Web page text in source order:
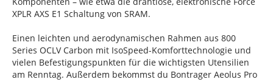
XPLR AXS E1 Schaltung von SRAM.
Einen leichten und aerodynamischen Rahmen aus 800
Series OCLV Carbon mit IsoSpeed-Komforttechnologie und
vielen Befestigungspunkten für die wichtigsten Utensilien
am Renntag. Außerdem bekommst du Bontrager Aeolus Pro